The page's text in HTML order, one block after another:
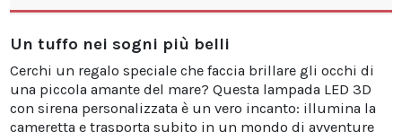
Un tuffo nei sogni più belli
Cerchi un regalo speciale che faccia brillare gli occhi di
una piccola amante del mare? Questa lampada LED 3D
con sirena personalizzata è un vero incanto: illumina la
cameretta e trasporta subito in un mondo di avventure